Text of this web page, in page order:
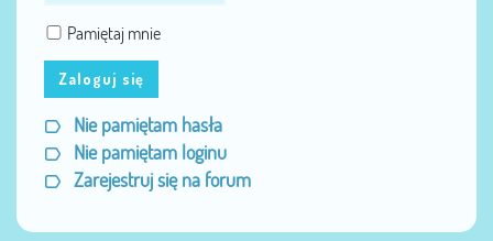
Pamiętaj mnie
Zaloguj się
Nie pamiętam hasła
Nie pamiętam loginu
Zarejestruj się na forum